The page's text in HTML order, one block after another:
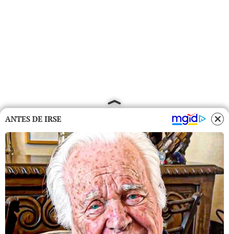
ANTES DE IRSE